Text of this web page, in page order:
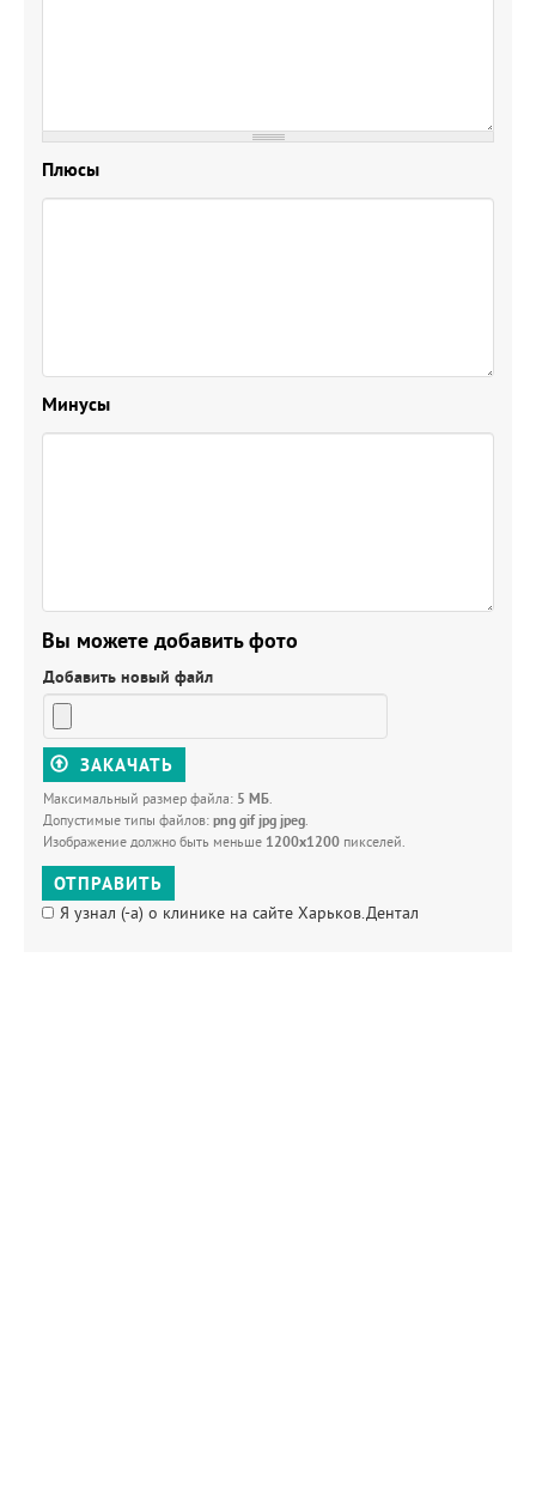
Плюсы
Минусы
Вы можете добавить фото
Добавить новый файл
ЗАКАЧАТЬ
Максимальный размер файла: 5 МБ.
Допустимые типы файлов: png gif jpg jpeg.
Изображение должно быть меньше 1200x1200 пикселей.
ОТПРАВИТЬ
Я узнал (-а) о клинике на сайте Харьков.Дентал